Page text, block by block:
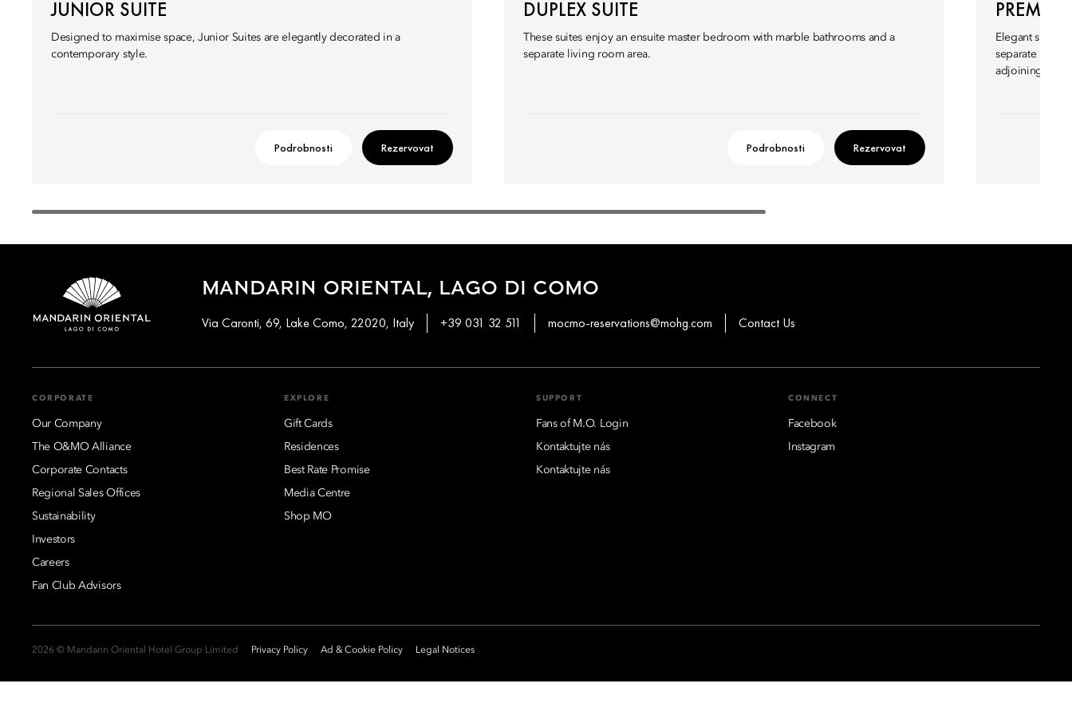
JUNIOR SUITE
Designed to maximise space, Junior Suites are elegantly decorated in a
contemporary style.
Podrobnosti Rezervovat
DUPLEX SUITE
These suites enjoy an ensuite master bedroom with marble bathrooms and a
separate living room area.
Podrobnosti Rezervovat
Elegant suites
separate bath
adjoining
MANDARIN ORIENTAL, LAGO DI COMO
Via Caronti, 69, Lake Como, 22020, Italy +39 031 32 511 mocmo-reservations@mohg.com Contact Us
CORPORATE
Our Company
The O&MO Alliance
Corporate Contacts
Regional Sales Offices
Sustainability
Investors
Careers
Fan Club Advisors
EXPLORE
Gift Cards
Residences
Best Rate Promise
Media Centre
Shop MO
SUPPORT
Fans of M.O. Login
Kontaktujte nás
Kontaktujte nás
CONNECT
Facebook
Instagram
2026 © Mandarin Oriental Hotel Group Limited Privacy Policy Ad & Cookie Policy Legal Notices